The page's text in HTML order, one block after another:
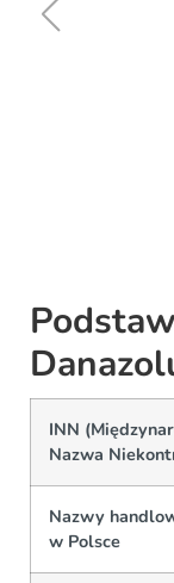
INN
Nazwa
Nazwy
w Polsce